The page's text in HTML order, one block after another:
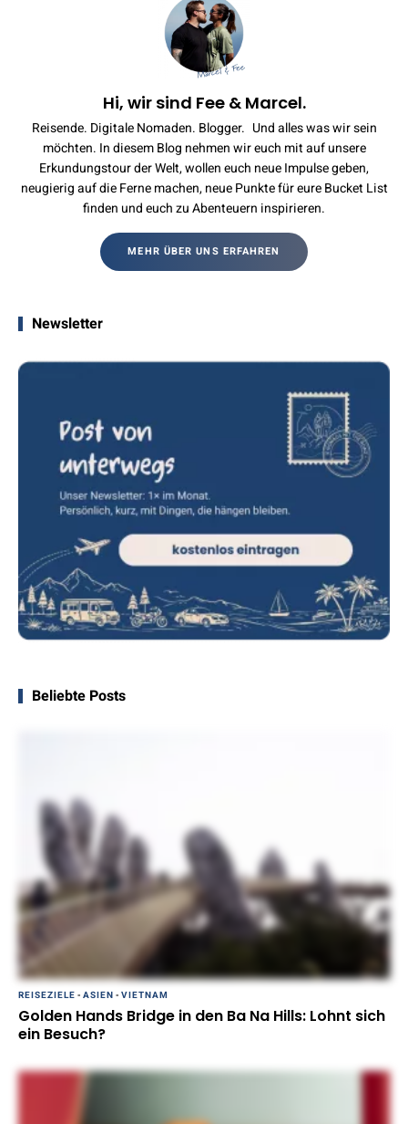
Hi, wir sind Fee & Marcel.
Reisende. Digitale Nomaden. Blogger. Und alles was wir sein
möchten. In diesem Blog nehmen wir euch mit auf unsere
Erkundungstour der Welt, wollen euch neue Impulse geben,
neugierig auf die Ferne machen, neue Punkte für eure Bucket List
finden und euch zu Abenteuern inspirieren.
MEHR ÜBER UNS ERFAHREN
Newsletter
Beliebte Posts
REISEZIELE - ASIEN - VIETNAM
Golden Hands Bridge in den Ba Na Hills: Lohnt sich
ein Besuch?